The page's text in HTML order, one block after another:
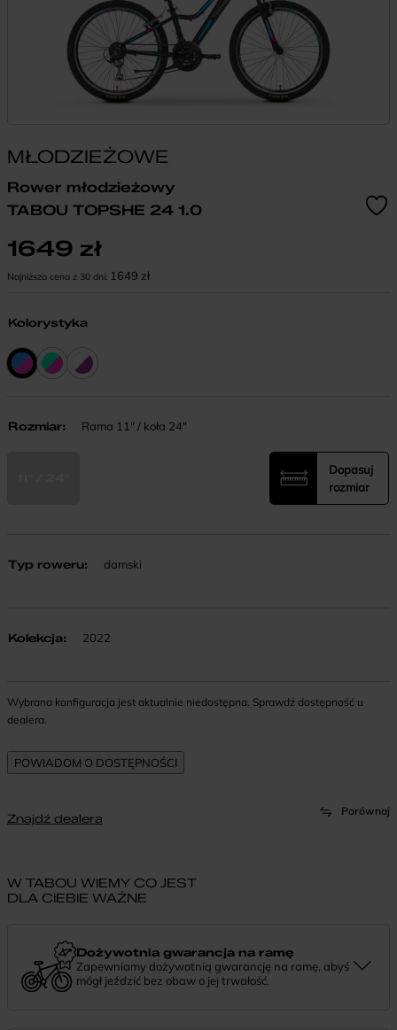
MŁODZIEŻOWE
Rower młodzieżowy
TABOU TOPSHE 24 1.0
1649 zł
Najniższa cena z 30 dni: 1649 zł
Kolorystyka
Rozmiar: Rama 11" / koła 24"
Dopasuj
rozmiar
Typ roweru: damski
Kolekcja: 2022
Wybrana konfiguracja jest aktualnie niedostępna. Sprawdź dostępność u
dealera.
Porównaj
Znajdź dealera
W TABOU WIEMY CO JEST
DLA CIEBIE WAŻNE
Dożywotnia gwarancja na ramę
Zapewniamy dożywotnią gwarancję na ramę, abyś
mógł jeździć bez obaw o jej trwałość.